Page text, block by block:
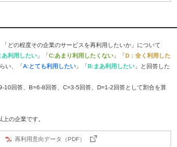
どの程度その企業のサービスを再利用したいか」について
あ利用したい 」「C:あまり利用したくない 」「D：全く利用した
い、「A:とても利用したい 」「B:まあ利用したい 」と回答した
回答、B=6-8回答、C=3-5回答、D=1-2回答として割合を算
の企業です。
再利用意向データ（PDF）